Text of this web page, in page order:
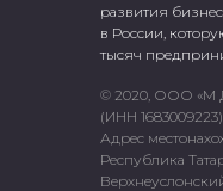
развития
в России,
тысяч
© 2020, ООО «М
(ИНН 1683009223)
Адрес
Республика